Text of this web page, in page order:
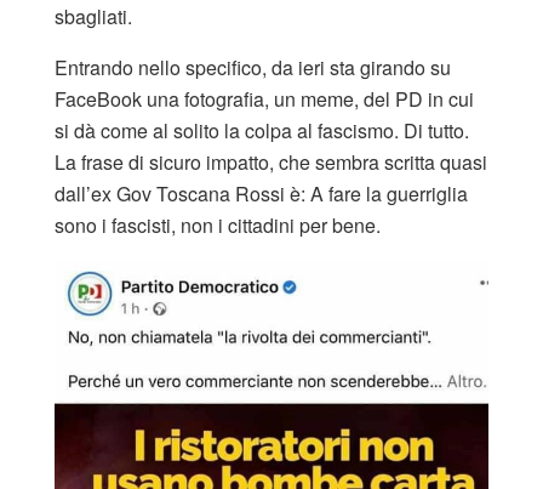
sbagliati.
Entrando nello specifico, da ieri sta girando su
FaceBook una fotografia, un meme, del PD in cui
si dà come al solito la colpa al fascismo. Di tutto.
La frase di sicuro impatto, che sembra scritta quasi
dall’ex Gov Toscana Rossi è: A fare la guerriglia
sono i fascisti, non i cittadini per bene.